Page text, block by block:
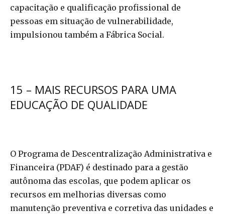
capacitação e qualificação profissional de
pessoas em situação de vulnerabilidade,
impulsionou também a Fábrica Social.
15 – MAIS RECURSOS PARA UMA
EDUCAÇÃO DE QUALIDADE
O Programa de Descentralização Administrativa e
Financeira (PDAF) é destinado para a gestão
autônoma das escolas, que podem aplicar os
recursos em melhorias diversas como
manutenção preventiva e corretiva das unidades e